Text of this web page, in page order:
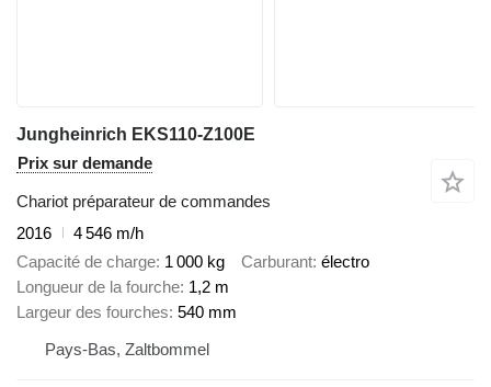
Jungheinrich EKS110-Z100E
Prix sur demande
Chariot préparateur de commandes
2016
4 546 m/h
Capacité de charge 1 000 kg Carburant électro
Longueur de la fourche 1,2 m
Largeur des fourches 540 mm
Pays-Bas, Zaltbommel